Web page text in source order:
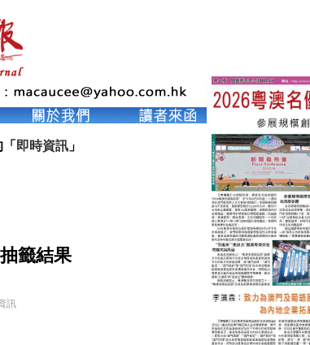
即時資訊」
籤結果
訊